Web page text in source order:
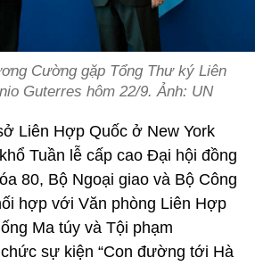
Cường gặp Tổng Thư ký Liên
Guterres hôm 22/9. Ảnh: UN
Liên Hợp Quốc ở New York
Tuần lễ cấp cao Đại hội đồng
80, Bộ Ngoại giao và Bộ Công
hợp với Văn phòng Liên Hợp
Ma túy và Tội phạm
sự kiện “Con đường tới Hà